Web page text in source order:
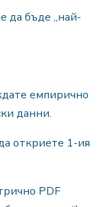
да бъде „най-
емпирично
данни.
откриете 1-ия
PDF